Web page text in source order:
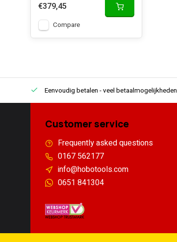
€379,45
Compare
Eenvoudig betalen - veel betaalmogelijkheden
Customer service
Frequently asked questions
0167 562177
info@hobotools.com
0651 841304